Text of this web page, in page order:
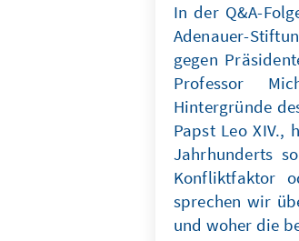
In der Q&A-
Adenauer-
gegen
Professor
Hintergründe
Papst Leo XIV.,
Jahrhunderts
Konfliktfaktor
sprechen wir
und woher die